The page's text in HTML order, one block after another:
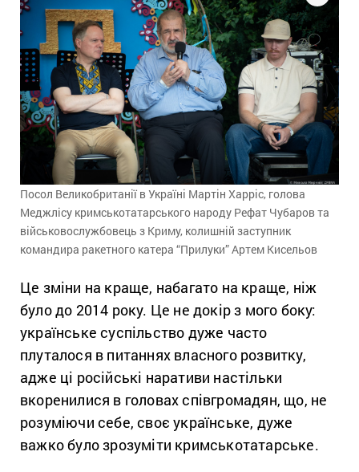
Посол Великобританії в Україні Мартін Харріс, голова
Меджлісу кримськотатарського народу Рефат Чубаров та
військовослужбовець з Криму, колишній заступник
командира ракетного катера “Прилуки” Артем Кисельов
Це зміни на краще, набагато на краще, ніж
було до 2014 року. Це не докір з мого боку:
українське суспільство дуже часто
плуталося в питаннях власного розвитку,
адже ці російські наративи настільки
вкоренилися в головах співгромадян, що, не
розуміючи себе, своє українське, дуже
важко було зрозуміти кримськотатарське.